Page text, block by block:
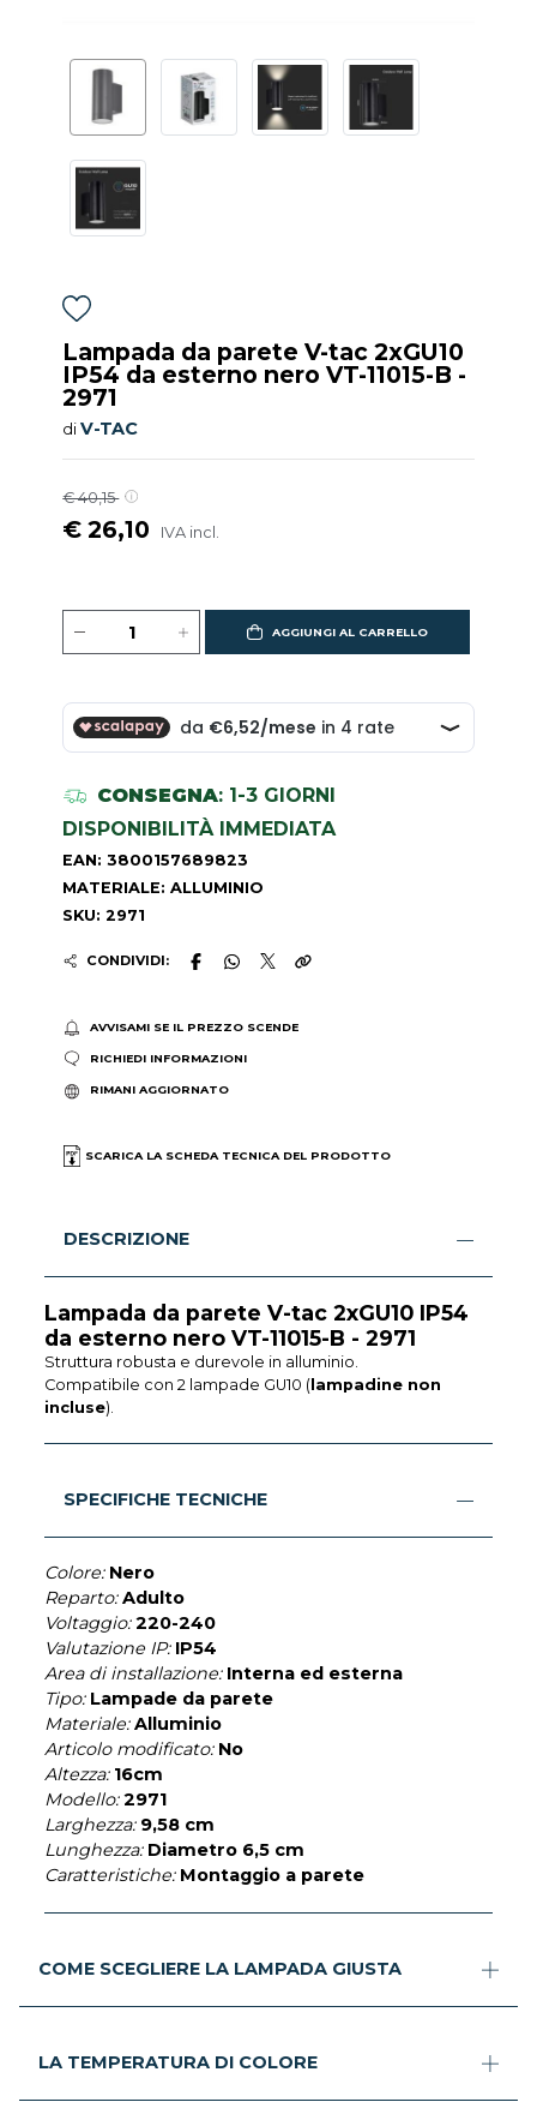
Lampada da parete V-tac 2xGU10
IP54 da esterno nero VT-11015-B -
2971
diV-TAC
€ 40,15
€ 26,10 IVA incl.
AGGIUNGI AL CARRELLO
CONSEGNA: 1-3 GIORNI
DISPONIBILITÀ IMMEDIATA
EAN: 3800157689823
MATERIALE: ALLUMINIO
SKU: 2971
CONDIVIDI:
AVVISAMI SE IL PREZZO SCENDE
RICHIEDI INFORMAZIONI
RIMANI AGGIORNATO
SCARICA LA SCHEDA TECNICA DEL PRODOTTO
DESCRIZIONE
Lampada da parete V-tac 2xGU10 IP54
da esterno nero VT-11015-B - 2971
Struttura robusta e durevole in alluminio.
Compatibile con 2 lampade GU10 ( lampadine non
incluse).
SPECIFICHE TECNICHE
Colore: Nero
Reparto: Adulto
Voltaggio: 220-240
Valutazione IP: IP54
Area di installazione: Interna ed esterna
Tipo: Lampade da parete
Materiale: Alluminio
Articolo modificato: No
Altezza: 16cm
Modello: 2971
Larghezza: 9,58 cm
Lunghezza: Diametro 6,5 cm
Caratteristiche: Montaggio a parete
COME SCEGLIERE LA LAMPADA GIUSTA
LA TEMPERATURA DI COLORE